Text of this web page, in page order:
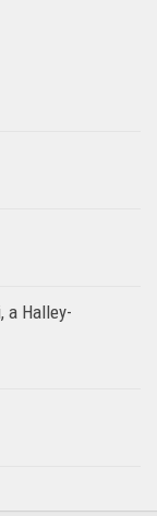
a Halley-